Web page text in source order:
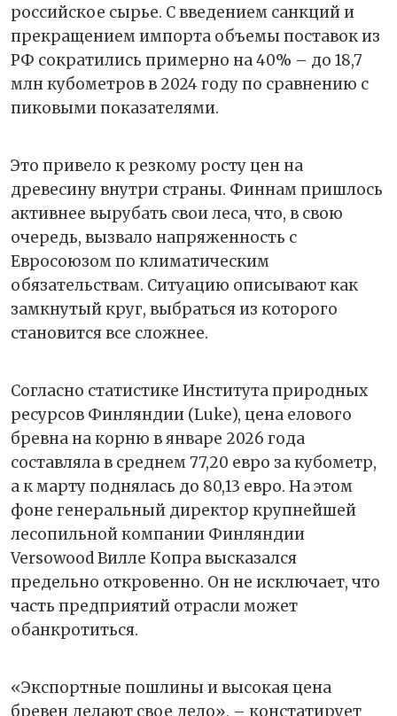
российское сырье. С введением санкций и
прекращением импорта объемы поставок из
РФ сократились примерно на 40% – до 18,7
млн кубометров в 2024 году по сравнению с
пиковыми показателями.
Это привело к резкому росту цен на
древесину внутри страны. Финнам пришлось
активнее вырубать свои леса, что, в свою
очередь, вызвало напряженность с
Евросоюзом по климатическим
обязательствам. Ситуацию описывают как
замкнутый круг, выбраться из которого
становится все сложнее.
Согласно статистике Института природных
ресурсов Финляндии (Luke), цена елового
бревна на корню в январе 2026 года
составляла в среднем 77,20 евро за кубометр,
а к марту поднялась до 80,13 евро. На этом
фоне генеральный директор крупнейшей
лесопильной компании Финляндии
Versowood Вилле Копра высказался
предельно откровенно. Он не исключает, что
часть предприятий отрасли может
обанкротиться.
«Экспортные пошлины и высокая цена
бревен делают свое дело», – констатирует